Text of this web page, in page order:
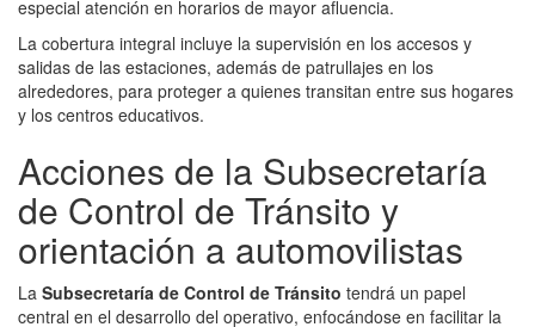
especial atención en horarios de mayor afluencia.
La cobertura integral incluye la supervisión en los accesos y
salidas de las estaciones, además de patrullajes en los
alrededores, para proteger a quienes transitan entre sus hogares
y los centros educativos.
Acciones de la Subsecretaría
de Control de Tránsito y
orientación a automovilistas
La Subsecretaría de Control de Tránsito tendrá un papel
central en el desarrollo del operativo, enfocándose en facilitar la